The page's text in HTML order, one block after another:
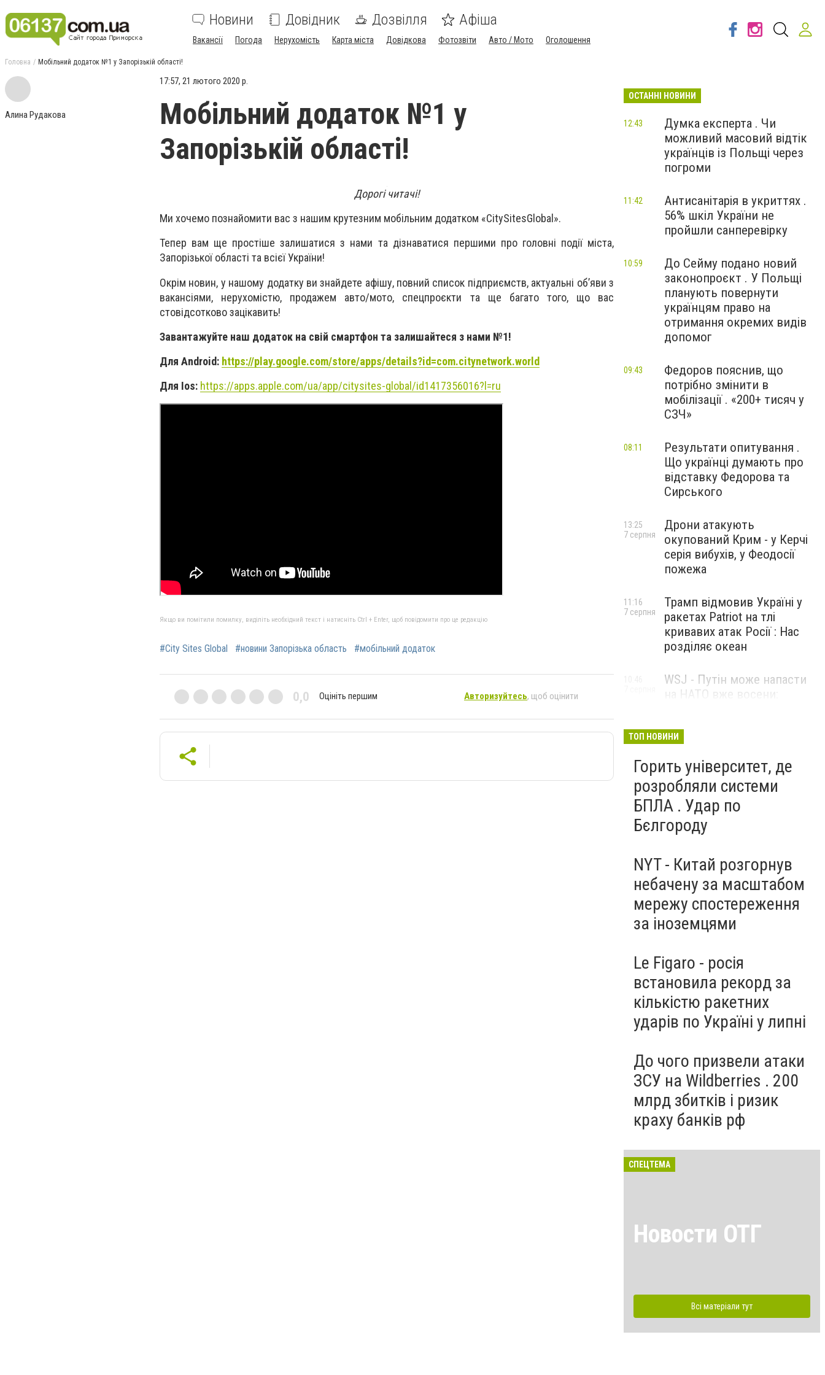
Новини Довідник Дозвілля Афіша
Вакансії Погода Нерухомість Карта міста Довідкова Фотозвіти Авто / Мото Оголошення
Головна Мобільний додаток №1 у Запорізькій області!
Алина Рудакова
17:57, 21 лютого 2020 р.
Мобільний додаток №1 у
Запорізькій області!
Дорогі читачі!
Ми хочемо познайомити вас з нашим крутезним мобільним додатком «CitySitesGlobal ».
Тепер вам ще простіше залишатися з нами та дізнаватися першими про головні події міста,
Запорізької області та всієї України!
Окрім новин, у нашому додатку ви знайдете афішу, повний список підприємств, актуальні об’яви з
вакансіями, нерухомістю, продажем авто/мото, спецпроєкти та ще багато того, що вас
стовідсотково зацікавить!
Завантажуйте наш додаток на свій смартфон та залишайтеся з нами №1!
Для Android: https://play.google.com/store/apps/details?id=com.citynetwork.world
Для Ios: https://apps.apple.com/ua/app/citysites-global/id1417356016?l=ru
Якщо ви помітили помилку, виділіть необхідний текст і натисніть Ctrl + Enter, щоб повідомити про це редакцію
#City Sites Global #новини Запорізька область #мобільний додаток
0,0 Оцініть першим Авторизуйтесь, щоб оцінити
ОСТАННІ НОВИНИ
Думка експерта . Чи
можливий масовий відтік
українців із Польщі через
погроми
12:43
Антисанітарія в укриттях .
56% шкіл України не
пройшли санперевірку
11:42
До Сейму подано новий
законопроєкт . У Польщі
планують повернути
українцям право на
отримання окремих видів
допомог
10:59
Федоров пояснив, що
потрібно змінити в
мобілізації . «200+ тисяч у
СЗЧ»
09:43
Результати опитування .
Що українці думають про
відставку Федорова та
Сирського
08:11
Дрони атакують
окупований Крим - у Керчі
серія вибухів, у Феодосії
пожежа
13:25
7 серпня
Трамп відмовив Україні у
ракетах Patriot на тлі
кривавих атак Росії : Нас
розділяє океан
11:16
7 серпня
WSJ - Путін може напасти
на НАТО вже восени:
ТОП НОВИНИ
Горить університет, де
розробляли системи
БПЛА . Удар по
Бєлгороду
NYT - Китай розгорнув
небачену за масштабом
мережу спостереження
за іноземцями
Le Figaro - росія
встановила рекорд за
кількістю ракетних
ударів по Україні у липні
До чого призвели атаки
ЗСУ на Wildberries . 200
млрд збитків і ризик
краху банків рф
СПЕЦТЕМА
Новости ОТГ
Всі матеріали тут